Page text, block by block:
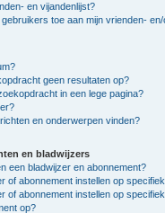
en vijandenlijst?
toe aan mijn vrienden-
geen resultaten op?
in een lege pagina?
en onderwerpen vinden?
en bladwijzers
een bladwijzer en abonnement?
of abonnement instellen op
of abonnement instellen op
op?